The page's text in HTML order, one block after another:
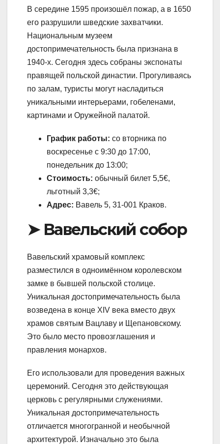
В середине 1595 произошёл пожар, а в 1650
его разрушили шведские захватчики.
Национальным музеем
достопримечательность была признана в
1940-х. Сегодня здесь собраны экспонаты
правящей польской династии. Прогуливаясь
по залам, туристы могут насладиться
уникальными интерьерами, гобеленами,
картинами и Оружейной палатой.
График работы: со вторника по
воскресенье с 9:30 до 17:00,
понедельник до 13:00;
Стоимость: обычный билет 5,5€,
льготный 3,3€;
Адрес: Вавель 5, 31-001 Краков.
➤ Вавельский собор
Вавельский храмовый комплекс
разместился в одноимённом королевском
замке в бывшей польской столице.
Уникальная достопримечательность была
возведена в конце XIV века вместо двух
храмов святым Вацлаву и Щепановскому.
Это было место провозглашения и
правления монархов.
Его использовали для проведения важных
церемоний. Сегодня это действующая
церковь с регулярными служениями.
Уникальная достопримечательность
отличается многогранной и необычной
архитектурой. Изначально это была